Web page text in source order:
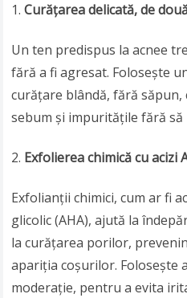
Curățarea delicată, de
Un ten predispus la acnee
fără a fi agresat. Folosește
curățare blândă, fără săpun,
sebum și impuritățile fără să
Exfolierea chimică cu acizi
Exfolianții chimici, cum ar fi
glicolic (AHA), ajută la
la curățarea porilor,
apariția coșurilor. Folosește
moderație, pentru a evita